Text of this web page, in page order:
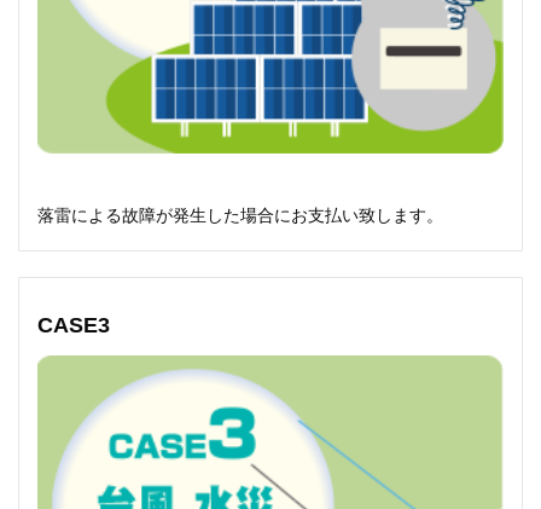
落雷による故障が発生した場合にお支払い致します。
CASE3